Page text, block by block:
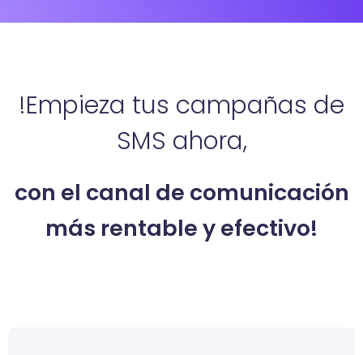
!Empieza tus campañas de
SMS ahora,
con el canal de comunicación
más rentable y efectivo!